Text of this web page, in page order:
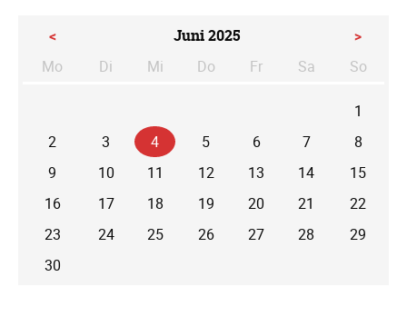
< Juni 2025
>
Mo
Di enstag
Mi ttwoch
Do nnerstag
Fr Sa mstagSo
1
2
3 4 5 6 7
8
9
10 11 12 13 14
15
16
17 18 19 20 21
22
23
24 25 26 27 28
29
30